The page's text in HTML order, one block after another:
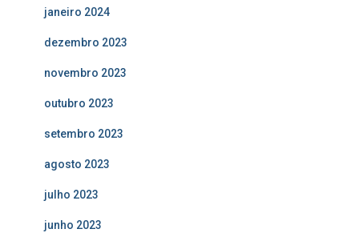
janeiro 2024
dezembro 2023
novembro 2023
outubro 2023
setembro 2023
agosto 2023
julho 2023
junho 2023